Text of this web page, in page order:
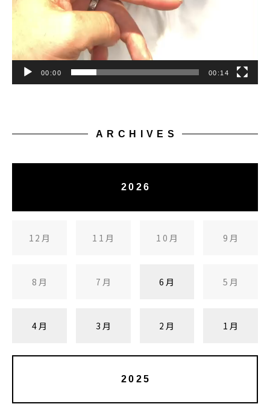
00:00 00:14
ARCHIVES
2026
12月 11月 10月 9月
8月 7月 6月 5月
4月 3月 2月 1月
2025